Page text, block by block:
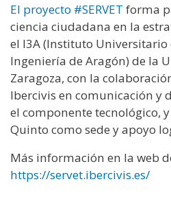
El proyecto #SERVET forma
ciencia ciudadana en la
el I3A (Instituto Universitario
Ingeniería de Aragón) de la
Zaragoza, con la
Ibercivis en comunicación y
el componente tecnológico,
Quinto como sede y apoyo
Más información en la web
https://servet.ibercivis.es/